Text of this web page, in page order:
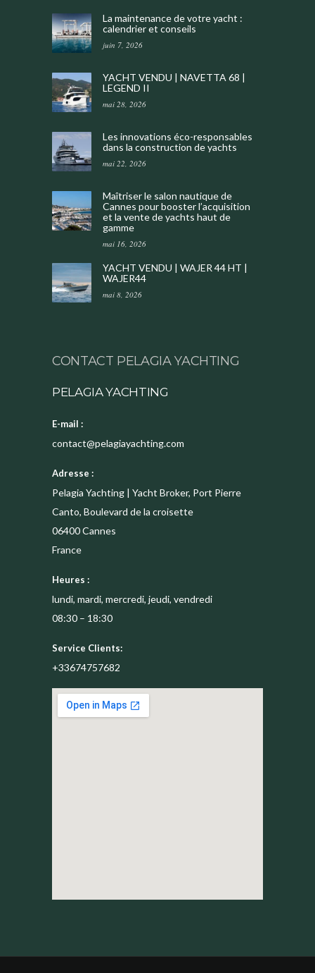
La maintenance de votre yacht :
calendrier et conseils
juin 7, 2026
YACHT VENDU | NAVETTA 68 |
LEGEND II
mai 28, 2026
Les innovations éco-responsables
dans la construction de yachts
mai 22, 2026
Maîtriser le salon nautique de
Cannes pour booster l’acquisition
et la vente de yachts haut de
gamme
mai 16, 2026
YACHT VENDU | WAJER 44 HT |
WAJER44
mai 8, 2026
CONTACT PELAGIA YACHTING
PELAGIA YACHTING
E-mail :
contact@pelagiayachting.com
Adresse :
Pelagia Yachting | Yacht Broker, Port Pierre
Canto, Boulevard de la croisette
06400Cannes
France
Heures :
lundi, mardi, mercredi, jeudi, vendredi
08:30 – 18:30
Service Clients:
+33674757682